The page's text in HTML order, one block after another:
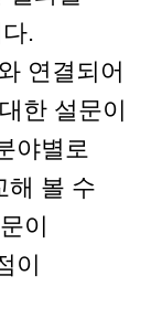
.
연결되어
한 설문이
야별로
해 볼 수
이
이